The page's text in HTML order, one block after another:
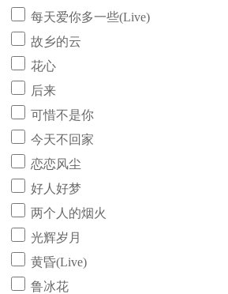
每天爱你多一些(Live)
故乡的云
花心
后来
可惜不是你
今天不回家
恋恋风尘
好人好梦
两个人的烟火
光辉岁月
黄昏(Live)
鲁冰花